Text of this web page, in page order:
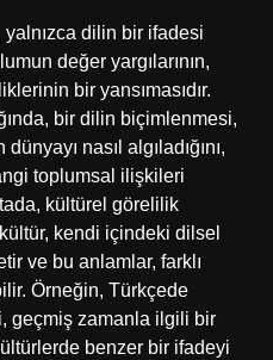
yalnızca dilin bir ifadesi
değer yargılarının,
bir yansımasıdır.
bir dilin biçimlenmesi,
nasıl algıladığını,
toplumsal ilişkileri
kültürel görelilik
kendi içindeki dilsel
ve bu anlamlar, farklı
Örneğin, Türkçede
geçmiş zamanla ilgili bir
benzer bir ifadeyi